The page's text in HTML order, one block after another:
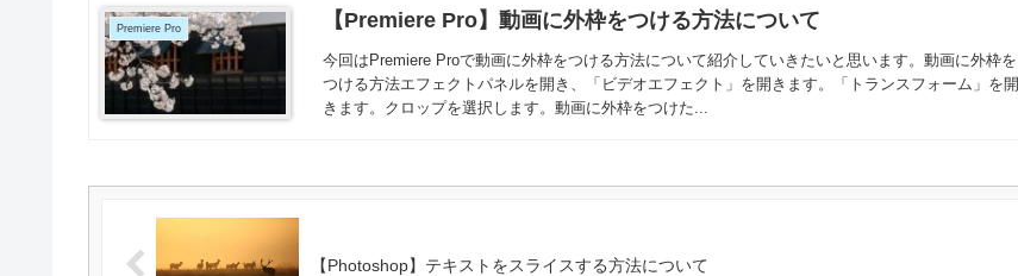
Premiere Pro 【Premiere Pro】動画に外枠をつける方法について
今回はPremiere Proで動画に外枠をつける方法について紹介していきたいと思います。動画に外枠を
つける方法エフェクトパネルを開き、「ビデオエフェクト」を開きます。「トランスフォーム」を開
きます。クロップを選択します。動画に外枠をつけた...
【Photoshop】テキストをスライスする方法について